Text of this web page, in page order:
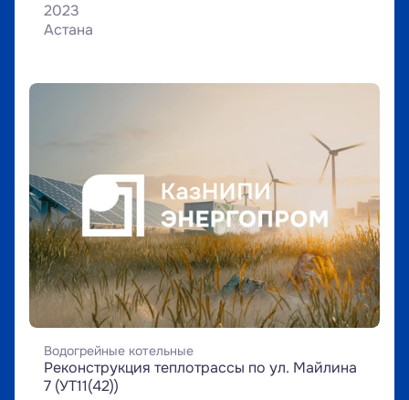
2023
Астана
Водогрейные котельные
Реконструкция теплотрассы по ул. Майлина
7 (УТ11(42))